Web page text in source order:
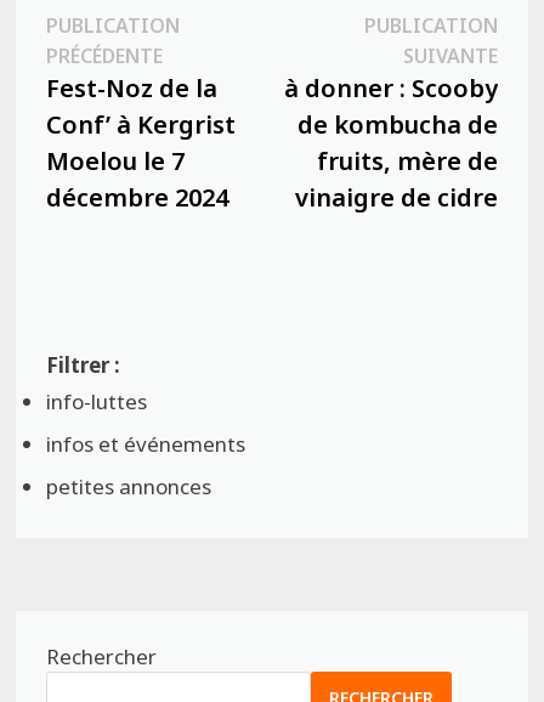
Navigation
de
l’article
PUBLICATION
PRÉCÉDENTEPublication
précédente :
Fest-Noz de la
Conf’ à Kergrist
Moelou le 7
décembre 2024
PUBLICATION
SUIVANTE
à donner : Scooby
de kombucha de
fruits, mère de
vinaigre de cidre
info-luttes
infos et événements
petites annonces
Rechercher